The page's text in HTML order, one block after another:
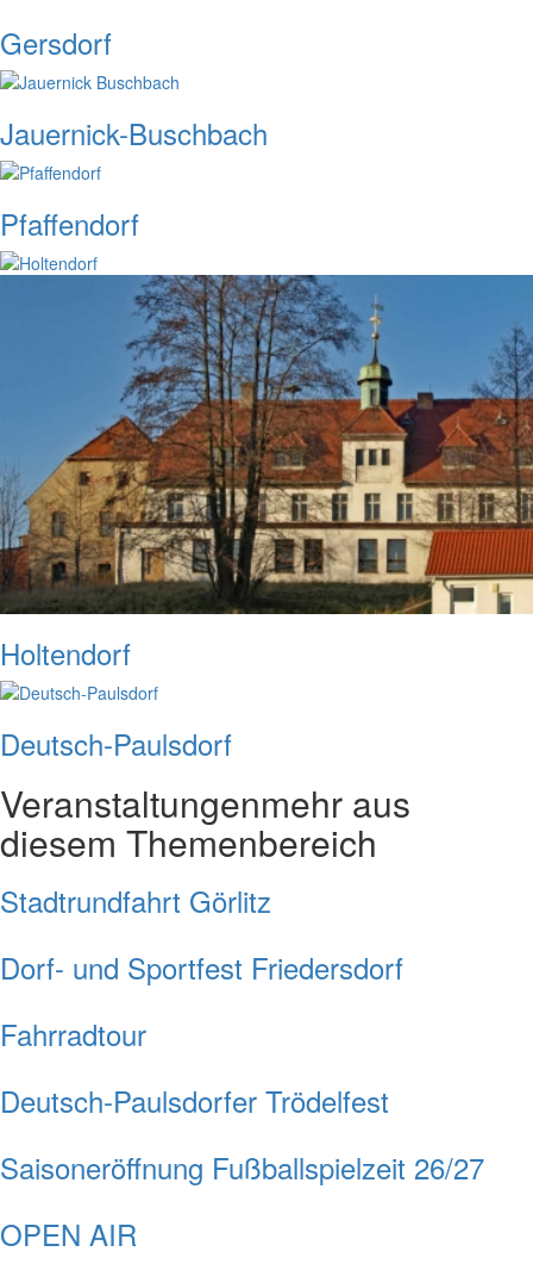
Gersdorf
Jauernick-Buschbach
Pfaffendorf
Holtendorf
Deutsch-Paulsdorf
Veranstaltungenmehr aus
diesem Themenbereich
Stadtrundfahrt Görlitz
Dorf- und Sportfest Friedersdorf
Fahrradtour
Deutsch-Paulsdorfer Trödelfest
Saisoneröffnung Fußballspielzeit 26/27
OPEN AIR